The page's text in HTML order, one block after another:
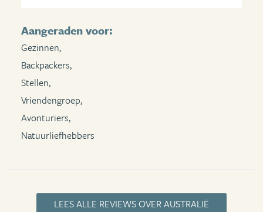
Aangeraden voor:
Gezinnen,
Backpackers,
Stellen,
Vriendengroep,
Avonturiers,
Natuurliefhebbers
LEES ALLE REVIEWS OVER AUSTRALIË